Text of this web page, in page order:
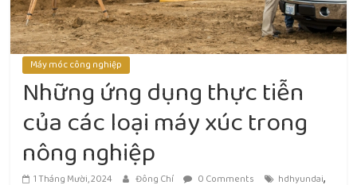
Máy móc công nghiệp
Những ứng dụng thực tiễn
của các loại máy xúc trong
nông nghiệp
1 Tháng Mười, 2024 Đông Chí 0 Comments hdhyundai,